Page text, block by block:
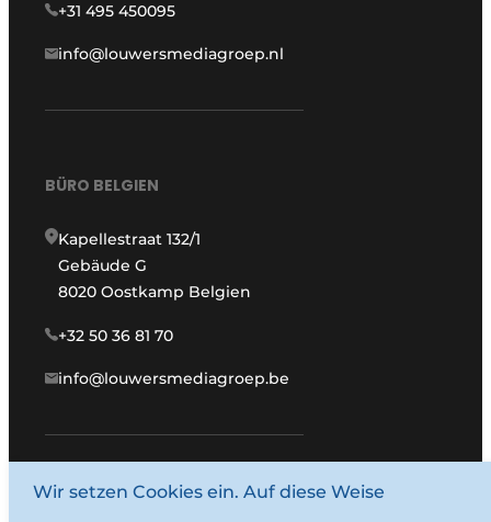
+31 495 450095
info@louwersmediagroep.nl
BÜRO BELGIEN
Kapellestraat 132/1
Gebäude G
8020 Oostkamp Belgien
+32 50 36 81 70
info@louwersmediagroep.be
www.louwersmediagroep.com
Wir setzen Cookies ein. Auf diese Weise